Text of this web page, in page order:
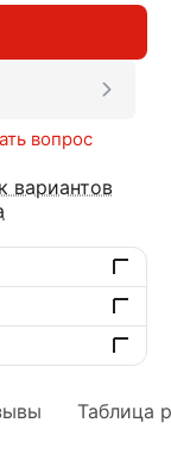
вопрос
вариантов
Таблица